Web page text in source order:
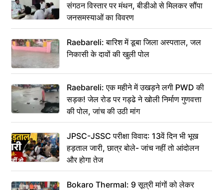
संगठन विस्तार पर मंथन, बीडीओ से मिलकर सौंपा
जनसमस्याओं का विवरण
Raebareli: बारिश में डूबा जिला अस्पताल, जल
निकासी के दावों की खुली पोल
Raebareli: एक महीने में उखड़ने लगी PWD की
सड़क! जेल रोड पर गड्ढे ने खोली निर्माण गुणवत्ता
की पोल, जांच की उठी मांग
JPSC-JSSC परीक्षा विवाद: 13वें दिन भी भूख
हड़ताल जारी, छात्र बोले- जांच नहीं तो आंदोलन
और होगा तेज
Bokaro Thermal: 9 सूत्री मांगों को लेकर